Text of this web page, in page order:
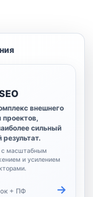
внешнего
сильный
результат.
с масштабным
и усилением
+ ПФ
→